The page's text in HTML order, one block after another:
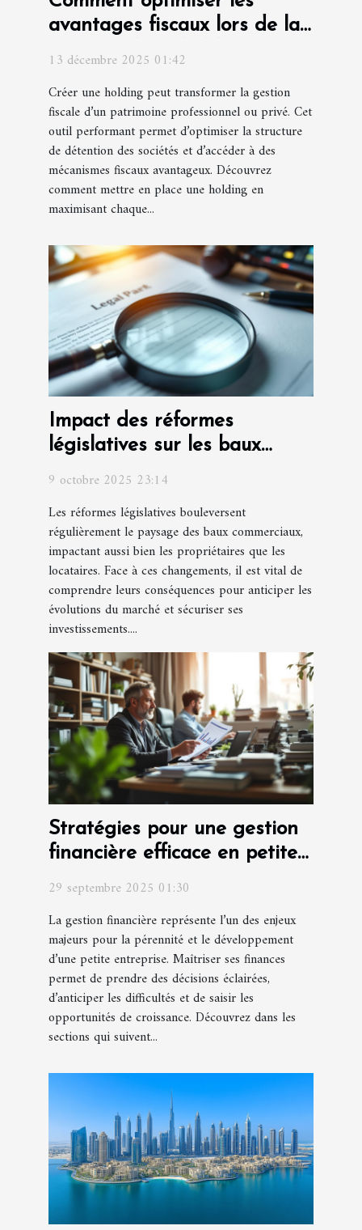
avantages fiscaux lors de la
13 décembre 2025 01:42
Créer une holding peut transformer la gestion
fiscale d’un patrimoine professionnel ou privé. Cet
outil performant permet d’optimiser la structure
de détention des sociétés et d’accéder à des
mécanismes fiscaux avantageux. Découvrez
comment mettre en place une holding en
maximisant chaque...
Impact des réformes
législatives sur les baux
commerciaux
9 octobre 2025 23:14
Les réformes législatives bouleversent
régulièrement le paysage des baux commerciaux,
impactant aussi bien les propriétaires que les
locataires. Face à ces changements, il est vital de
comprendre leurs conséquences pour anticiper les
évolutions du marché et sécuriser ses
investissements....
Stratégies pour une gestion
financière efficace en petite
29 septembre 2025 01:30
La gestion financière représente l’un des enjeux
majeurs pour la pérennité et le développement
d’une petite entreprise. Maîtriser ses finances
permet de prendre des décisions éclairées,
d’anticiper les difficultés et de saisir les
opportunités de croissance. Découvrez dans les
sections qui suivent...